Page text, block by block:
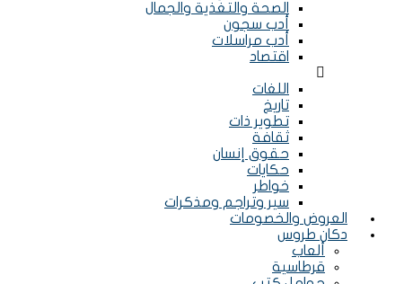
الصحة والتغذية والجمال
أدب سجون
أدب مراسلات
اقتصاد
Menu
اللغات
تاريخ
تطوير ذات
ثقافة
حقوق إنسان
حكايات
خواطر
سير وتراجم ومذكرات
العروض والخصومات
دكان طروس
ألعاب
قرطاسية